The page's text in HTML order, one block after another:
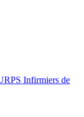
Infirmiers de